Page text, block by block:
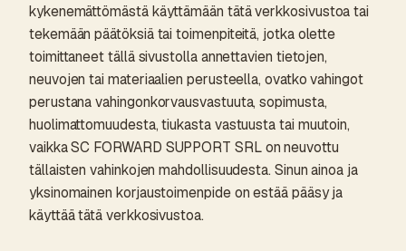
kykenemättömästä käyttämään tätä verkkosivustoa tai
tekemään päätöksiä tai toimenpiteitä, jotka olette
toimittaneet tällä sivustolla annettavien tietojen,
neuvojen tai materiaalien perusteella, ovatko vahingot
perustana vahingonkorvausvastuuta, sopimusta,
huolimattomuudesta, tiukasta vastuusta tai muutoin,
vaikka SC FORWARD SUPPORT SRL on neuvottu
tällaisten vahinkojen mahdollisuudesta. Sinun ainoa ja
yksinomainen korjaustoimenpide on estää pääsy ja
käyttää tätä verkkosivustoa.